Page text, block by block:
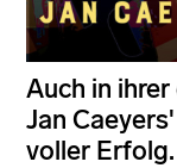
Auch in
Jan
voller Erfolg.